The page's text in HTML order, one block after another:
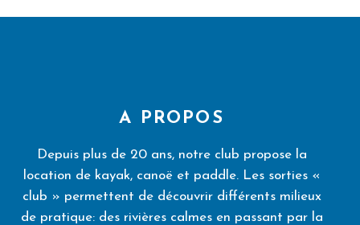
A PROPOS
Depuis plus de 20 ans, notre club propose la
location de kayak, canoë et paddle. Les sorties «
club » permettent de découvrir différents milieux
de pratique: des rivières calmes en passant par la